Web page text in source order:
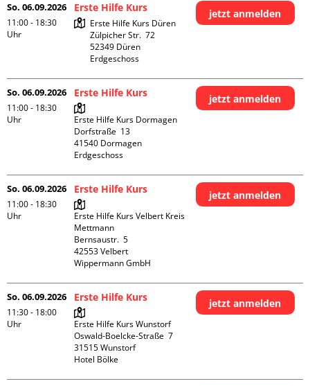
So. 06.09.2026
11:00 - 18:30
Uhr
Erste Hilfe Kurs
Erste Hilfe Kurs Düren
Zülpicher Str.  72
52349 Düren
Erdgeschoss
jetzt anmelden
So. 06.09.2026
11:00 - 18:30
Uhr
Erste Hilfe Kurs
Erste Hilfe Kurs Dormagen
Dorfstraße  13
41540 Dormagen
Erdgeschoss
jetzt anmelden
So. 06.09.2026
11:00 - 18:30
Uhr
Erste Hilfe Kurs
Erste Hilfe Kurs Velbert Kreis
Mettmann
Bernsaustr.  5
42553 Velbert
Wippermann GmbH
jetzt anmelden
So. 06.09.2026
11:30 - 18:00
Uhr
Erste Hilfe Kurs
Erste Hilfe Kurs Wunstorf
Oswald-Boelcke-Straße  7
31515 Wunstorf
Hotel Bölke
jetzt anmelden